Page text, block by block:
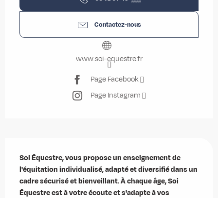
Contactez-nous
www.soi-equestre.fr
Page Facebook
Page Instagram
Soi Équestre, vous propose un enseignement de
l'équitation individualisé, adapté et diversifié dans un
cadre sécurisé et bienveillant. À chaque âge, Soi
Équestre est à votre écoute et s'adapte à vos